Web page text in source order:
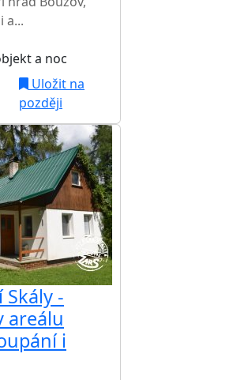
a...
a noc
Uložit na
později
Skály -
areálu
i